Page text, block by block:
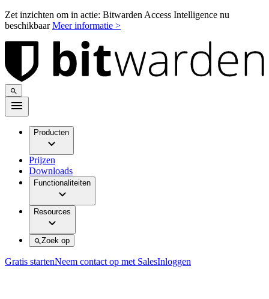
Zet inzichten om in actie: Bitwarden Access Intelligence nu
beschikbaarMeer informatie >
Producten
Prijzen
Downloads
Functionaliteiten
Resources
Zoek op
Gratis startenNeem contact op met SalesInloggen